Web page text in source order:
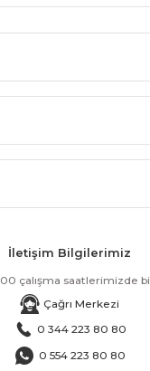
İletişim Bilgilerimiz
çalışma saatlerimizde
Çağrı Merkezi
0 344 223 80 80
0 554 223 80 80